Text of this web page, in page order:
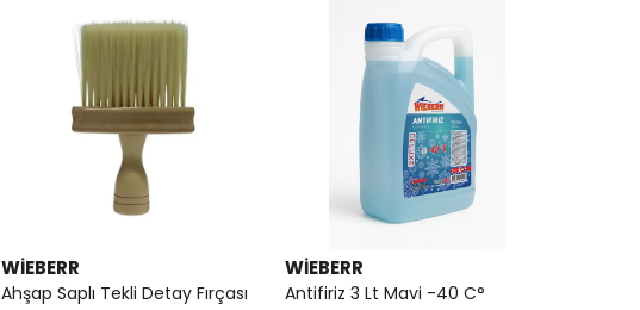
WİEBERR
Ahşap Saplı Tekli Detay Fırçası
WİEBERR
Antifiriz 3 Lt Mavi -40 C°